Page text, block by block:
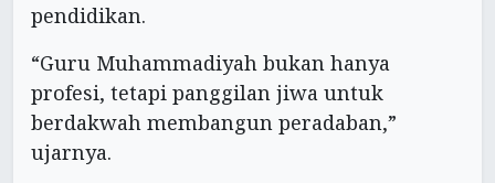
pendidikan.
“Guru Muhammadiyah bukan hanya
profesi, tetapi panggilan jiwa untuk
berdakwah membangun peradaban,”
ujarnya.